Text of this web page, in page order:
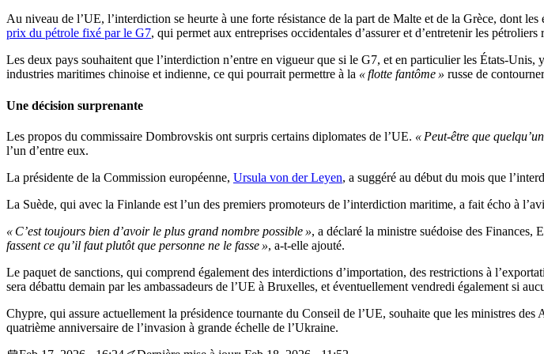
Au niveau de l’UE, l’interdiction se heurte à une forte résistance de la part de Malte et de la Grèce, dont
prix du pétrole fixé par le G7, qui permet aux entreprises occidentales d’assurer et d’entretenir les
Les deux pays souhaitent que l’interdiction n’entre en vigueur que si le G7, et en particulier les États-
industries maritimes chinoise et indienne, ce qui pourrait permettre à la « flotte fantôme » russe de
Une décision surprenante
Les propos du commissaire Dombrovskis ont surpris certains diplomates de l’UE. « Peut-être que
l’un d’entre eux.
La présidente de la Commission européenne, Ursula von der Leyen, a suggéré au début du mois que
La Suède, qui avec la Finlande est l’un des premiers promoteurs de l’interdiction maritime, a fait écho à
« C’est toujours bien d’avoir le plus grand nombre possible », a déclaré la ministre suédoise des Finances,
fassent ce qu’il faut plutôt que personne ne le fasse », a-t-elle ajouté.
Le paquet de sanctions, qui comprend également des interdictions d’importation, des restrictions à
sera débattu demain par les ambassadeurs de l’UE à Bruxelles, et éventuellement vendredi également si
Chypre, qui assure actuellement la présidence tournante du Conseil de l’UE, souhaite que les ministres
quatrième anniversaire de l’invasion à grande échelle de l’Ukraine.